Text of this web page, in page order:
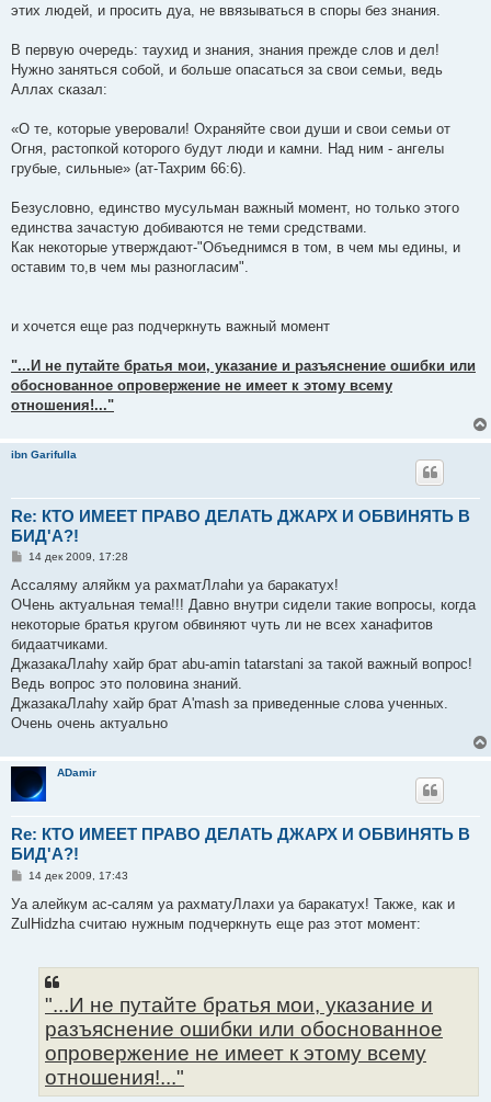
этих людей, и просить дуа, не ввязываться в споры без знания.
В первую очередь: таухид и знания, знания прежде слов и дел!
Нужно заняться собой, и больше опасаться за свои семьи, ведь
Аллах сказал:
«О те, которые уверовали! Охраняйте свои души и свои семьи от
Огня, растопкой которого будут люди и камни. Над ним - ангелы
грубые, сильные» (ат-Тахрим 66:6).
Безусловно, единство мусульман важный момент, но только этого
единства зачастую добиваются не теми средствами.
Как некоторые утверждают-"Объеднимся в том, в чем мы едины, и
оставим то,в чем мы разногласим".
и хочется еще раз подчеркнуть важный момент
"...И не путайте братья мои, указание и разъяснение ошибки или
обоснованное опровержение не имеет к этому всему
отношения!..."
ibn Garifulla
Re: КТО ИМЕЕТ ПРАВО ДЕЛАТЬ ДЖАРХ И ОБВИНЯТЬ В
БИД'А?!
С
о
щ
е
и
е
14 дек 2009, 17:28
Ассаляму аляйкм уа рахматЛлаhи уа баракатух!
ОЧень актуальная тема!!! Давно внутри сидели такие вопросы, когда
некоторые братья кругом обвиняют чуть ли не всех ханафитов
бидаатчиками.
ДжазакаЛлаhу хайр брат abu-amin tatarstani за такой важный вопрос!
Ведь вопрос это половина знаний.
ДжазакаЛлаhу хайр брат А'mash за приведенные слова ученных.
Очень очень актуально
ADamir
Re: КТО ИМЕЕТ ПРАВО ДЕЛАТЬ ДЖАРХ И ОБВИНЯТЬ В
БИД'А?!
С
о
щ
14 дек 2009, 17:43
Уа алейкум ас-салям уа рахматуЛлахи уа баракатух! Также, как и
ZulHidzha считаю нужным подчеркнуть еще раз этот момент:
"...И не путайте братья мои, указание и
разъяснение ошибки или обоснованное
опровержение не имеет к этому всему
отношения!..."